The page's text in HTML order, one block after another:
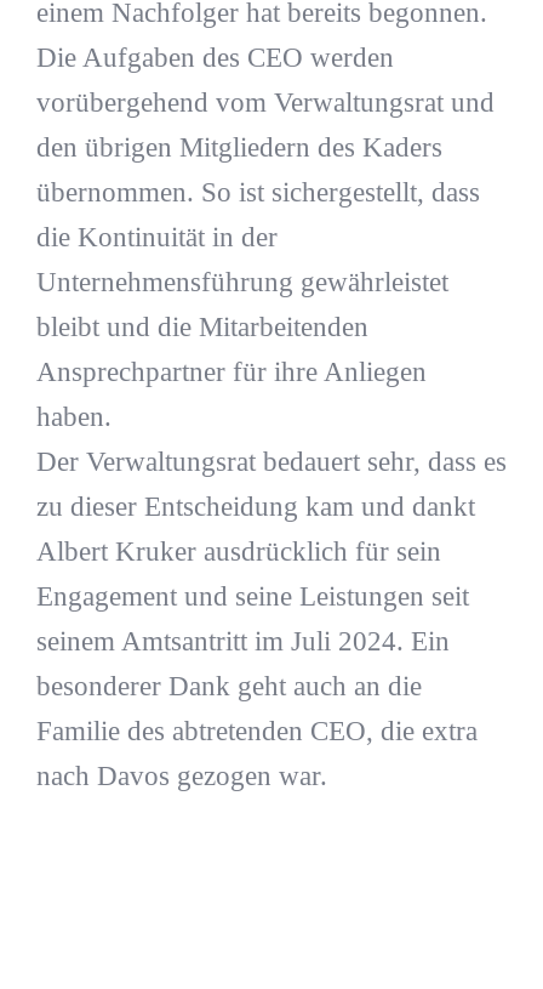
einem Nachfolger hat bereits begonnen.
Die Aufgaben des CEO werden
vorübergehend vom Verwaltungsrat und
den übrigen Mitgliedern des Kaders
übernommen. So ist sichergestellt, dass
die Kontinuität in der
Unternehmensführung gewährleistet
bleibt und die Mitarbeitenden
Ansprechpartner für ihre Anliegen
haben.
Der Verwaltungsrat bedauert sehr, dass es
zu dieser Entscheidung kam und dankt
Albert Kruker ausdrücklich für sein
Engagement und seine Leistungen seit
seinem Amtsantritt im Juli 2024. Ein
besonderer Dank geht auch an die
Familie des abtretenden CEO, die extra
nach Davos gezogen war.